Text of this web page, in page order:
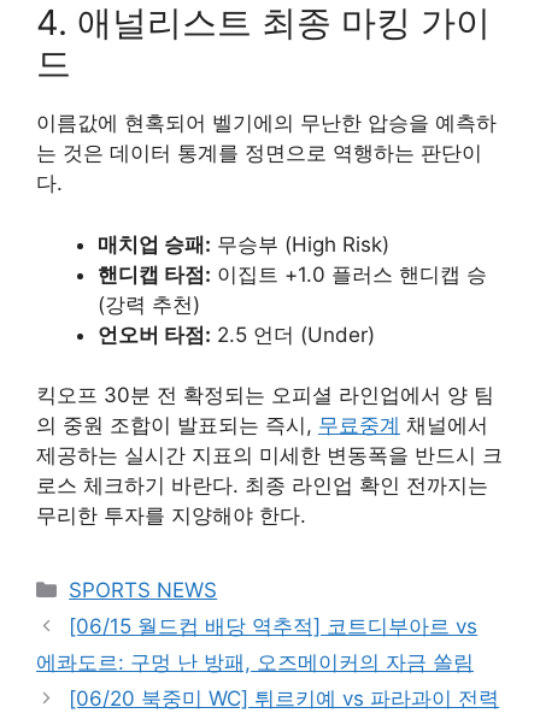
4. 애널리스트 최종 마킹 가이
드
이름값에 현혹되어 벨기에의 무난한 압승을 예측하
는 것은 데이터 통계를 정면으로 역행하는 판단이
다.
매치업 승패: 무승부 (High Risk)
핸디캡 타점: 이집트 +1.0 플러스 핸디캡 승
(강력 추천)
언오버 타점: 2.5 언더 (Under)
킥오프 30분 전 확정되는 오피셜 라인업에서 양 팀
의 중원 조합이 발표되는 즉시, 무료중계 채널에서
제공하는 실시간 지표의 미세한 변동폭을 반드시 크
로스 체크하기 바란다. 최종 라인업 확인 전까지는
무리한 투자를 지양해야 한다.
카
테
리
SPORTS NEWS
[06/15 월드컵 배당 역추적] 코트디부아르 vs
에콰도르: 구멍 난 방패, 오즈메이커의 자금 쏠림
[06/20 북중미 WC] 튀르키예 vs 파라과이 전력